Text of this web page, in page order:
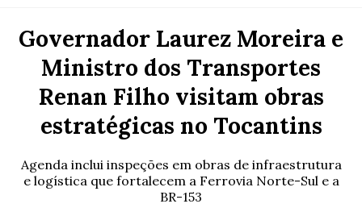
Governador Laurez Moreira e
Ministro dos Transportes
Renan Filho visitam obras
estratégicas no Tocantins
Agenda inclui inspeções em obras de infraestrutura
e logística que fortalecem a Ferrovia Norte-Sul e a
BR-153